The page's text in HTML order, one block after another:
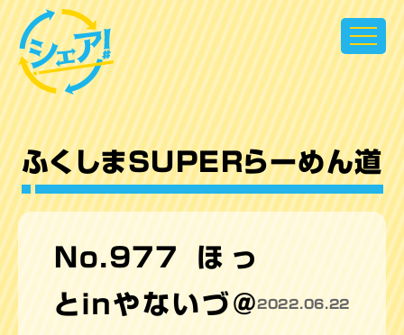
超県民参加型テレビ シェア！
ふくしまSUPERらーめん道
No.977 ほっ
とｉｎやないづ＠2022.06.22